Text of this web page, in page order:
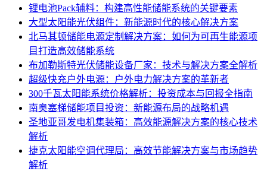
锂电池Pack辅料：构建高性能储能系统的关键要素
大型太阳能光伏组件：新能源时代的核心解决方案
北马其顿储能电源定制解决方案：如何为可再生能源项
目打造高效储能系统
布加勒斯特光伏储能设备厂家：技术与解决方案全解析
超级快充户外电源：户外电力解决方案的革新者
300千瓦太阳能系统价格解析：投资成本与回报全指南
南奥塞梯储能项目投资：新能源布局的战略机遇
圣地亚哥发电机集装箱：高效能源解决方案的核心技术
解析
捷克太阳能空调代理局：高效节能解决方案与市场趋势
解析